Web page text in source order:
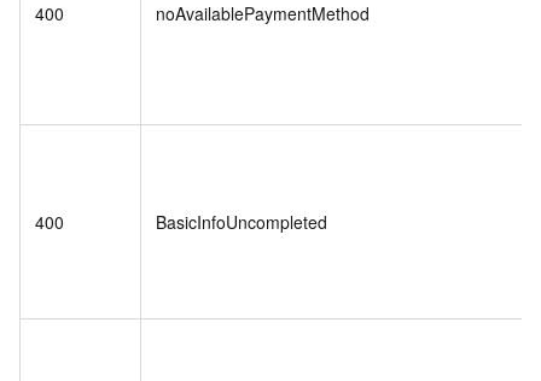
400 noAvailablePaymentMethod
400 BasicInfoUncompleted